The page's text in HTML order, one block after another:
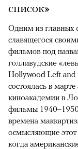
список»
Одним из главных
славящегося
фильмов под
голливудские
Hollywood Left and
состоялась в
киноакадемии в
фильмы
времена
осмысляющие этот
когда